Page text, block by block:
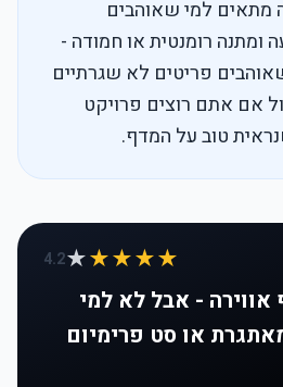
מגיל 12+. זה מתאים למי שאוהבים
ומתנה רומנטית או חמודה -
פריטים לא שגרתיים
אם אתם רוצים פרויקט
טוב על המדף.
★★★★
★
4.2
אווירה - אבל לא למי
או סט פרימיום